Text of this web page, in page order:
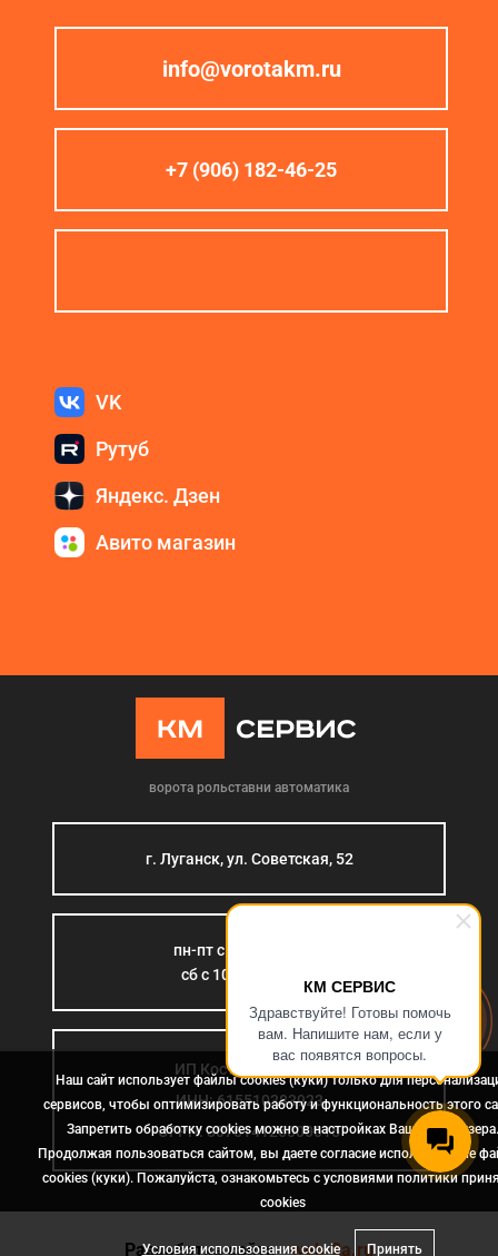
КМ СЕРВИС
Здравствуйте! Готовы помочь
вам. Напишите нам, если у
вас появятся вопросы.
info@vorotakm.ru
+7 (906) 182-46-25
VK
Рутуб
Яндекс. Дзен
Авито магазин
ворота рольставни автоматика
г. Луганск, ул. Советская, 52
пн-пт с 9:00 до 18:00
сб с 10:00 до 15:00
ИП Костромина Л.Б.
ИНН: 615510383923
ОГРН: 307614126000015
Разработка сайта- web-2a.ru
Наш сайт использует файлы cookies (куки) только для
сервисов, чтобы оптимизировать работу и функциональность этого
Запретить обработку cookies можно в настройках Вашего браузера.
Продолжая пользоваться сайтом, вы даете согласие использование
cookies (куки). Пожалуйста, ознакомьтесь с условиями политики
сookies
Условия использования cookie Принять